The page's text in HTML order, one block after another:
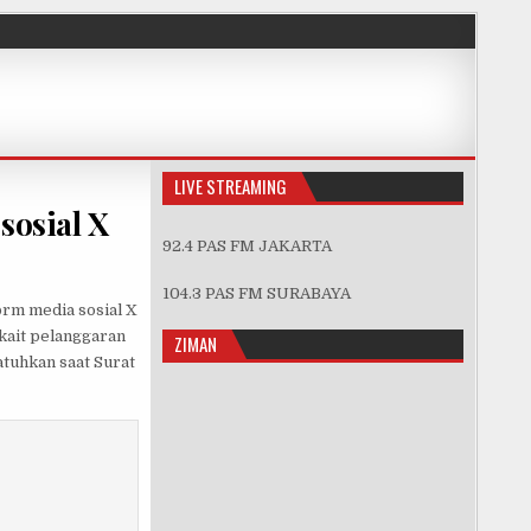
X
media sosial X
pelanggaran
saat Surat
LIVE STREAMING
92.4 PAS FM JAKARTA
104.3 PAS FM SURABAYA
ZIMAN